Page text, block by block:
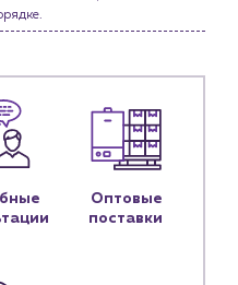
Оптовые
поставки